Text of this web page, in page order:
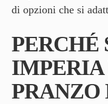
di opzioni che si
PERCHÉ
IMPERIA
PRANZO